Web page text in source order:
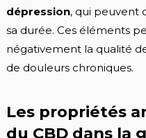
dépression, qui peuvent
sa durée. Ces éléments
négativement la qualité
de douleurs chroniques.
Les propriétés
du CBD dans la